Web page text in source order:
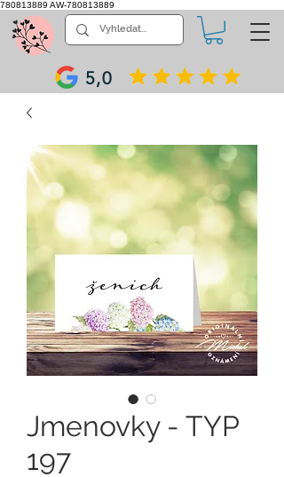
780813889 AW-780813889
5,0
Jmenovky - TYP
197